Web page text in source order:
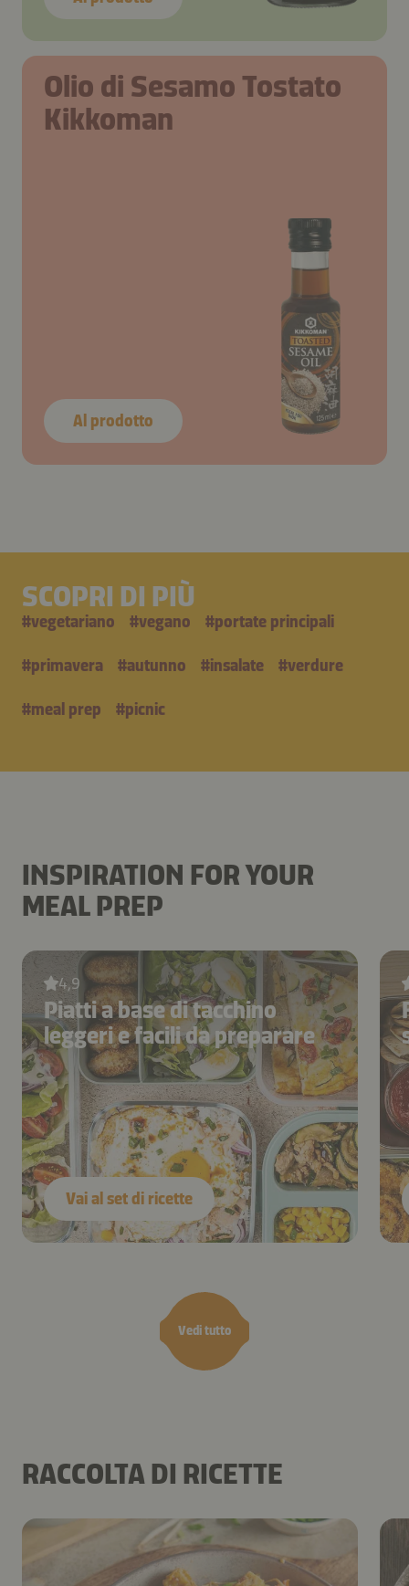
Olio di Sesamo Tostato
Kikkoman
Al prodotto
SCOPRI DI PIÙ
#vegetariano #vegano #portate principali
#primavera #autunno #insalate #verdure
#meal prep #picnic
INSPIRATION FOR YOUR
MEAL PREP
Vedi tutto
4,9
Piatti a base di tacchino
leggeri e facili da preparare
Vai al set di ricette
RACCOLTA DI RICETTE